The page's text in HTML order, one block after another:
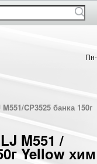
CP3525 банка 150г
M551 /
Yellow хим